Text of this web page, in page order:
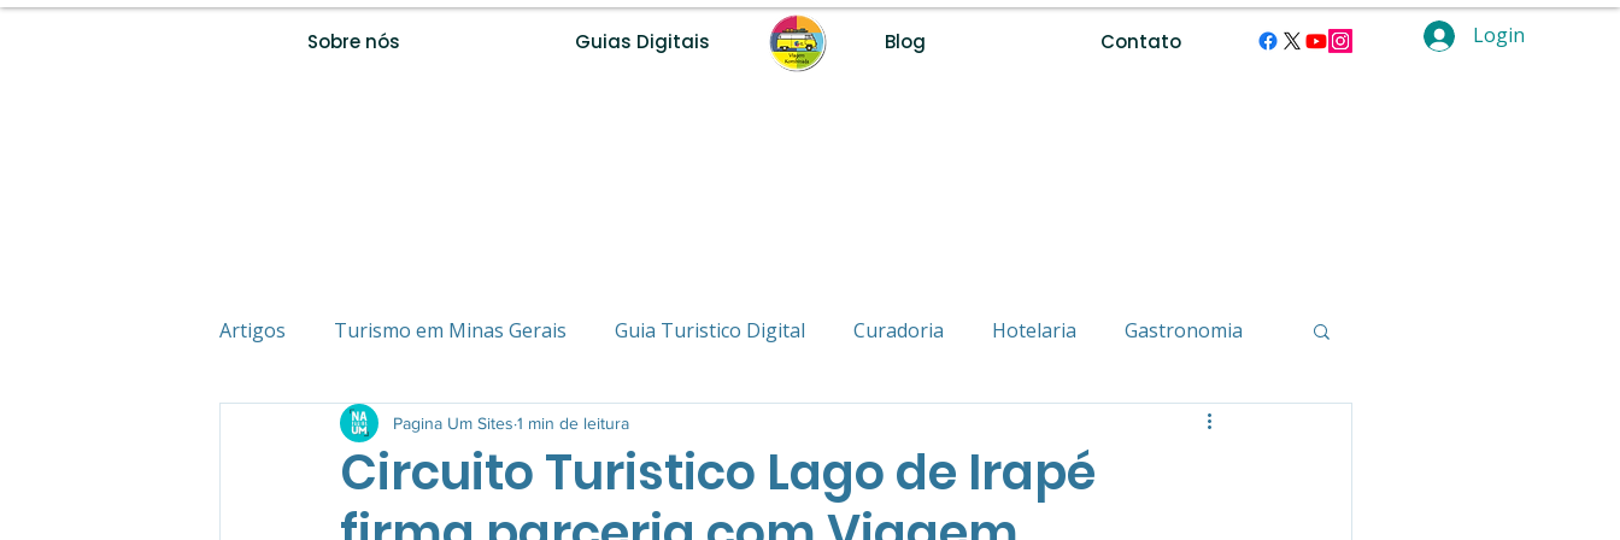
Sobre nós Guias Digitais Blog Contato Login
Artigos Turismo em Minas Gerais Guia Turistico Digital Curadoria Hotelaria Gastronomia
Estância Turística Vida Nômade
Empreededorismo Destinos Inteligente Turismo de Base Comunitária
Circuito Turistico Lago de Irapé
Pagina Um Sites 1 min de leitura